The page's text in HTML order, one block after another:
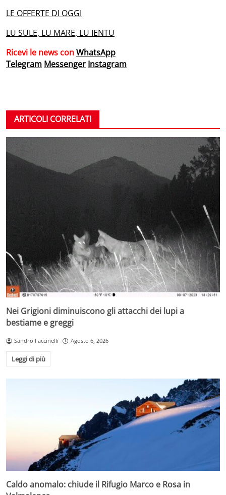
LE OFFERTE DI OGGI
LU SULE, LU MARE, LU IENTU
Ricevi le news conWhatsApp
Telegram Messenger Instagram
ARTICOLI CORRELATI
Nei Grigioni diminuiscono gli attacchi dei lupi a
bestiame e greggi
Sandro Faccinelli Agosto 6, 2026
Leggi di più
Caldo anomalo: chiude il Rifugio Marco e Rosa in